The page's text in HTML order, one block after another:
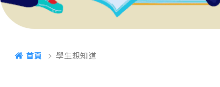
首頁 學生想知道